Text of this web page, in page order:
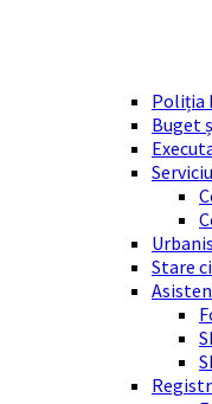
Poliția
Buget
Stare